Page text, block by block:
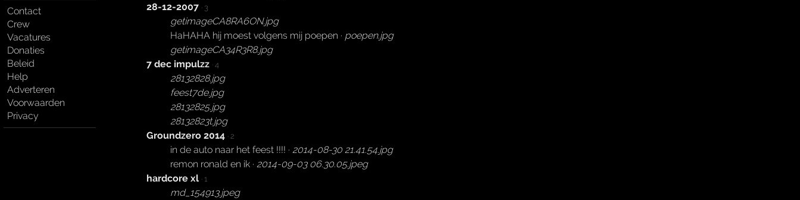
Contact
Crew
Vacatures
Donaties
Beleid
Help
Adverteren
Voorwaarden
Privacy
28-12-2007 · 3
getimageCA8RA6ON.jpg
HaHAHA hij moest volgens mij poepen · poepen.jpg
getimageCA34R3R8.jpg
7 dec impulzz · 4
28132828.jpg
feest7de.jpg
28132825.jpg
28132823t.jpg
Groundzero 2014 · 2
in de auto naar het feest !!!! · 2014-08-30 21.41.54.jpg
remon ronald en ik · 2014-09-03 06.30.05.jpeg
hardcore xl · 1
md_154913.jpeg